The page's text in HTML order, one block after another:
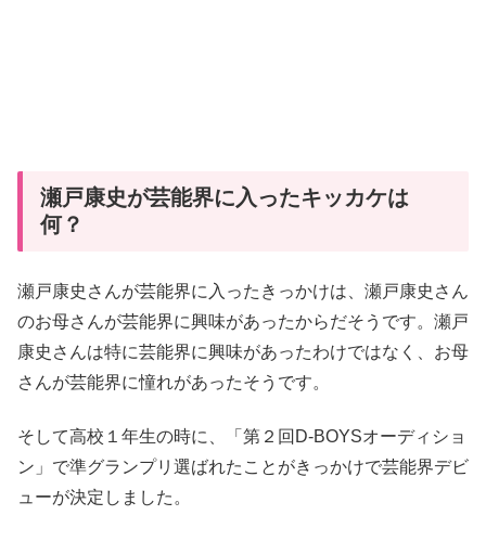
瀬戸康史が芸能界に入ったキッカケは
何？
瀬戸康史さんが芸能界に入ったきっかけは、瀬戸康史さん
のお母さんが芸能界に興味があったからだそうです。瀬戸
康史さんは特に芸能界に興味があったわけではなく、お母
さんが芸能界に憧れがあったそうです。
そして高校１年生の時に、「第２回D-BOYSオーディショ
ン」で準グランプリ選ばれたことがきっかけで芸能界デビ
ューが決定しました。